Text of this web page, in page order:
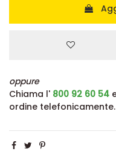
oppure
ordine telefonicamente.